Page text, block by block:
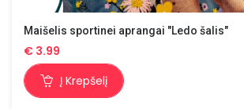
Maišelis sportinei aprangai "Ledo šalis"
€ 3.99
Į Krepšelį